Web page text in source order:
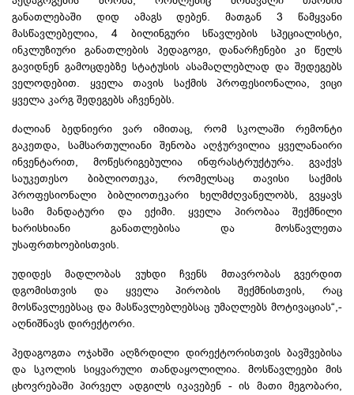
განათლებაში დიდ ამაგს დებენ. მათგან 3 წამყვანი
მასწავლებელია, 4 ბილინგური სწავლების სპეციალისტი,
ინკლუზიური განათლების პედაგოგი, დანარჩენები კი წელს
გავიდნენ გამოცდებზე სტატუსის ასამაღლებლად და შედეგებს
ველოდებით. ყველა თავის საქმის პროფესიონალია, ვიცი
ყველა კარგ შედეგებს აჩვენებს.
ძალიან ბედნიერი ვარ იმითაც, რომ სკოლაში რემონტი
გაკეთდა, სამსართულიანი შენობა აღჭურვილია ყველანაირი
ინვენტარით, მოწესრიგებულია ინფრასტრუქტურა. გვაქვს
საუკეთესო ბიბლიოთეკა, რომელსაც თავისი საქმის
პროფესიონალი ბიბლიოთეკარი ხელმძღვანელობს, გვყავს
სამი მანდატური და ექიმი. ყველა პირობაა შექმნილი
ხარისხიანი განათლებისა და მოსწავლეთა
უსაფრთხოებისთვის.
უდიდეს მადლობას ვუხდი ჩვენს მთავრობას გვერდით
დგომისთვის და ყველა პირობის შექმნისთვის, რაც
მოსწავლეებსაც და მასწავლებლებსაც უმაღლებს მოტივაციას“,-
აღნიშნავს დირექტორი.
პედაგოგთა ოჯახში აღზრდილი დირექტორისთვის ბავშვებისა
და სკოლის სიყვარული თანდაყოლილია. მოსწავლეები მის
ცხოვრებაში პირველ ადგილს იკავებენ - ის მათი მეგობარი,